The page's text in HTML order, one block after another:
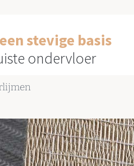
stevige basis
ondervloer